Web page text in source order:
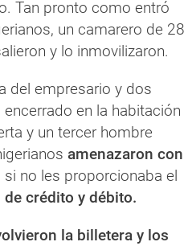
Tan pronto como entró
un camarero de 28
y lo inmovilizaron.
del empresario y dos
en la habitación
y un tercer hombre
amenazaron con
si no les proporcionaba el
de crédito y débito.
la billetera y los